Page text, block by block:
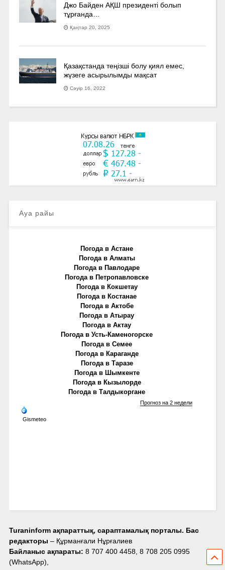
Джо Байден АҚШ президенті болып
тұрғанда…
Қаңтар 20, 2025
Қазақстанда теңізші болу қиял емес,
жүзеге асырылымды мақсат
Сәуір 16, 2022
Ауа райы
Погода в Астане
Погода в Алматы
Погода в Павлодаре
Погода в Петропавловске
Погода в Кокшетау
Погода в Костанае
Погода в Актобе
Погода в Атырау
Погода в Актау
Погода в Усть-Каменогорске
Погода в Семее
Погода в Караганде
Погода в Таразе
Погода в Шымкенте
Погода в Кызылорде
Погода в Талдыкоргане
Gismeteo
Прогноз на 2 недели
Turaninform ақпараттық, сараптамалық порталы. Бас
редакторы – Құрманғали Нұрғалиев
Байланыс ақпараты: 8 707 400 4458, 8 708 205 0995
(WhatsApp),